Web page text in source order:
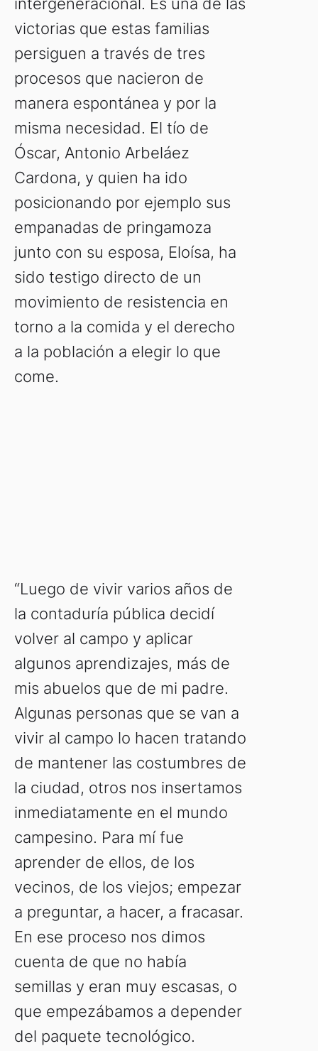
victorias que estas familias
persiguen a través de tres
procesos que nacieron de
manera espontánea y por la
misma necesidad. El tío de
Óscar, Antonio Arbeláez
Cardona, y quien ha ido
posicionando por ejemplo sus
empanadas de pringamoza
junto con su esposa, Eloísa, ha
sido testigo directo de un
movimiento de resistencia en
torno a la comida y el derecho
a la población a elegir lo que
come.
“Luego de vivir varios años de
la contaduría pública decidí
volver al campo y aplicar
algunos aprendizajes, más de
mis abuelos que de mi padre.
Algunas personas que se van a
vivir al campo lo hacen tratando
de mantener las costumbres de
la ciudad, otros nos insertamos
inmediatamente en el mundo
campesino. Para mí fue
aprender de ellos, de los
vecinos, de los viejos; empezar
a preguntar, a hacer, a fracasar.
En ese proceso nos dimos
cuenta de que no había
semillas y eran muy escasas, o
que empezábamos a depender
del paquete tecnológico.